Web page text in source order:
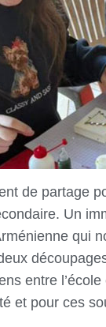
de partage
Un
qui
entre
et pour ces